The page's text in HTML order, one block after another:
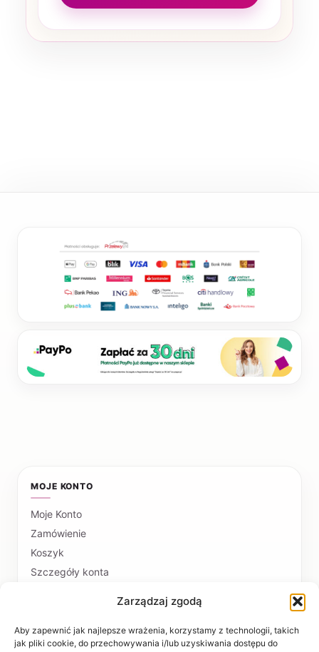
Zarządzaj zgodą
Aby zapewnić jak najlepsze wrażenia, korzystamy z technologii, takich
jak pliki cookie, do przechowywania i/lub uzyskiwania dostępu do
MOJE KONTO
Moje Konto
Zamówienie
Koszyk
Szczegóły konta
PŁATNOŚCI I DOSTAWA
Formy płatności
Czas realizacji i koszty dostawy